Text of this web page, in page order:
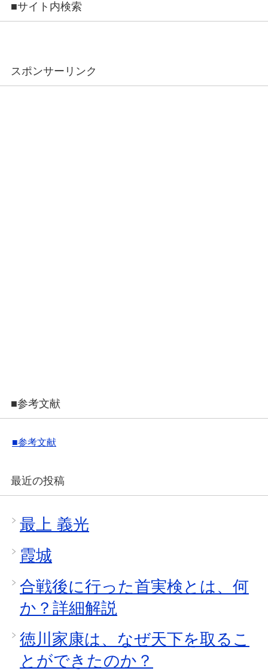
■サイト内検索
スポンサーリンク
■参考文献
■参考文献
最近の投稿
最上 義光
霞城
合戦後に行った首実検とは、何
か？詳細解説
徳川家康は、なぜ天下を取るこ
とができたのか？